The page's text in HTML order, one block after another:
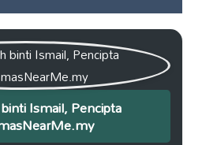
Ismail, Pencipta